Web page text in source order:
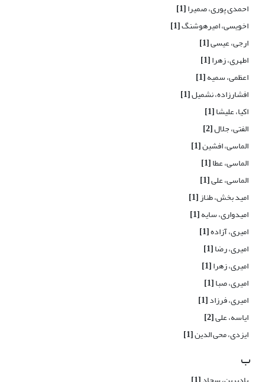
احمدی پوری، صمیرا[1]
اخویسی، امیرهوشنگ[1]
ارجی، عیسی[1]
اطهری، زهرا[1]
اعظمی، سمیه[1]
افشارزاده، نشمیل[1]
اکیا، علیشا[1]
الفتی، جلال[2]
الماسی، افشین[1]
الماسی، عطا[1]
الماسی، علی[1]
امید بخش، طناز[1]
امیدواری، سایه[1]
امیری، آزاده[1]
امیری، رضا[1]
امیری، زهرا[1]
امیری، صبا[1]
امیری، فرزاد[1]
ایاسه، علی[2]
ایزدی، محی الدین[1]
ب